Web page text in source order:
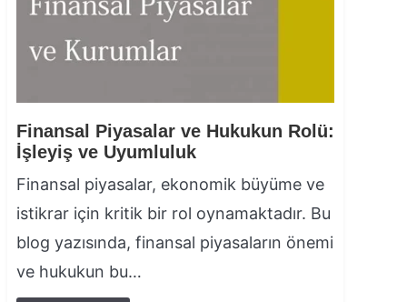
Finansal Piyasalar ve Hukukun Rolü:
İşleyiş ve Uyumluluk
Finansal piyasalar, ekonomik büyüme ve
istikrar için kritik bir rol oynamaktadır. Bu
blog yazısında, finansal piyasaların önemi
ve hukukun bu…